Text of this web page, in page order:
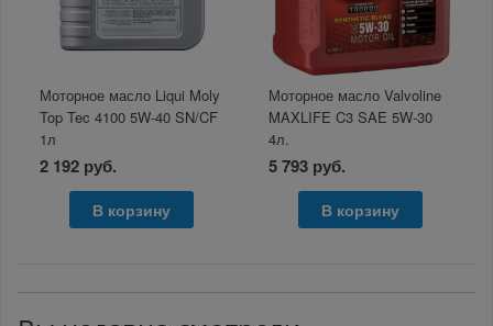
Моторное масло Liqui Moly
Top Tec 4100 5W-40 SN/CF
1л
2 192 руб.
В корзину
Моторное масло Valvoline
MAXLIFE C3 SAE 5W-30
4л.
5 793 руб.
В корзину